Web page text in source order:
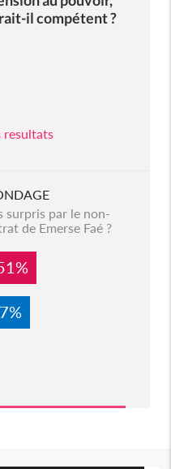
il compétent ?
resultats
surpris par le non-
de Emerse Faé ?